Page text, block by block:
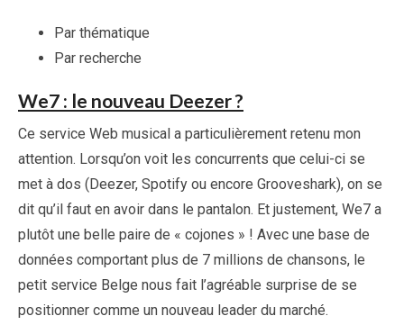
Par thématique
Par recherche
We7 : le nouveau Deezer ?
Ce service Web musical a particulièrement retenu mon
attention. Lorsqu’on voit les concurrents que celui-ci se
met à dos (Deezer, Spotify ou encore Grooveshark), on se
dit qu’il faut en avoir dans le pantalon. Et justement, We7 a
plutôt une belle paire de « cojones » ! Avec une base de
données comportant plus de 7 millions de chansons, le
petit service Belge nous fait l’agréable surprise de se
positionner comme un nouveau leader du marché.